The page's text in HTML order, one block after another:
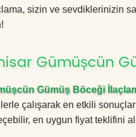
sizin ve sevdiklerinizin
Gümüşcün
Gümüş Böceği
çalışarak en etkili
en uygun fiyat teklifini